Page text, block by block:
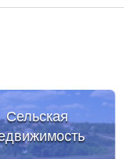
Сельская